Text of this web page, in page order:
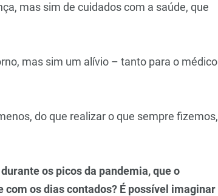
mas sim de cuidados com a saúde, que
mas sim um alívio – tanto para o médico
do que realizar o que sempre fizemos,
os picos da pandemia, que o
os dias contados? É possível imaginar